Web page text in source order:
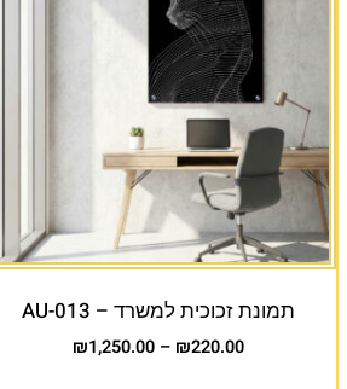
תמונת זכוכית למשרד – AU-013
₪220.00
–
₪1,250.00